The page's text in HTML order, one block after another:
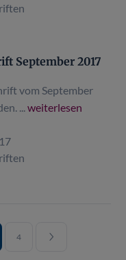
September 2017
vom September
...weiterlesen
4